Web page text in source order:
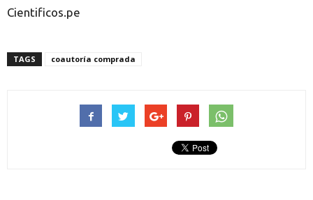
Cientificos.pe
TAGS coautoría comprada